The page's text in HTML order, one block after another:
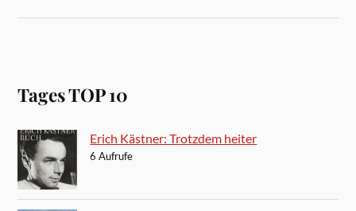
Tages TOP 10
Erich Kästner: Trotzdem heiter
6 Aufrufe